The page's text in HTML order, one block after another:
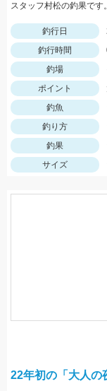
釣行日
釣行時間
釣場
ポイント
釣魚
釣り方
釣果
サイズ
22年初の「大人の